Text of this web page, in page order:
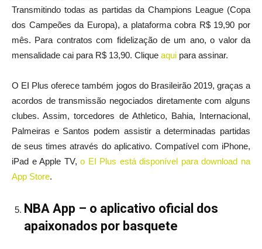
Transmitindo todas as partidas da Champions League (Copa
dos Campeões da Europa), a plataforma cobra R$ 19,90 por
mês. Para contratos com fidelização de um ano, o valor da
mensalidade cai para R$ 13,90. Clique aqui para assinar.
O EI Plus oferece também jogos do Brasileirão 2019, graças a
acordos de transmissão negociados diretamente com alguns
clubes. Assim, torcedores de Athletico, Bahia, Internacional,
Palmeiras e Santos podem assistir a determinadas partidas
de seus times através do aplicativo. Compatível com iPhone,
iPad e Apple TV,o EI Plus está disponível para download na
App Store.
NBA App – o aplicativo oficial dos
apaixonados por basquete